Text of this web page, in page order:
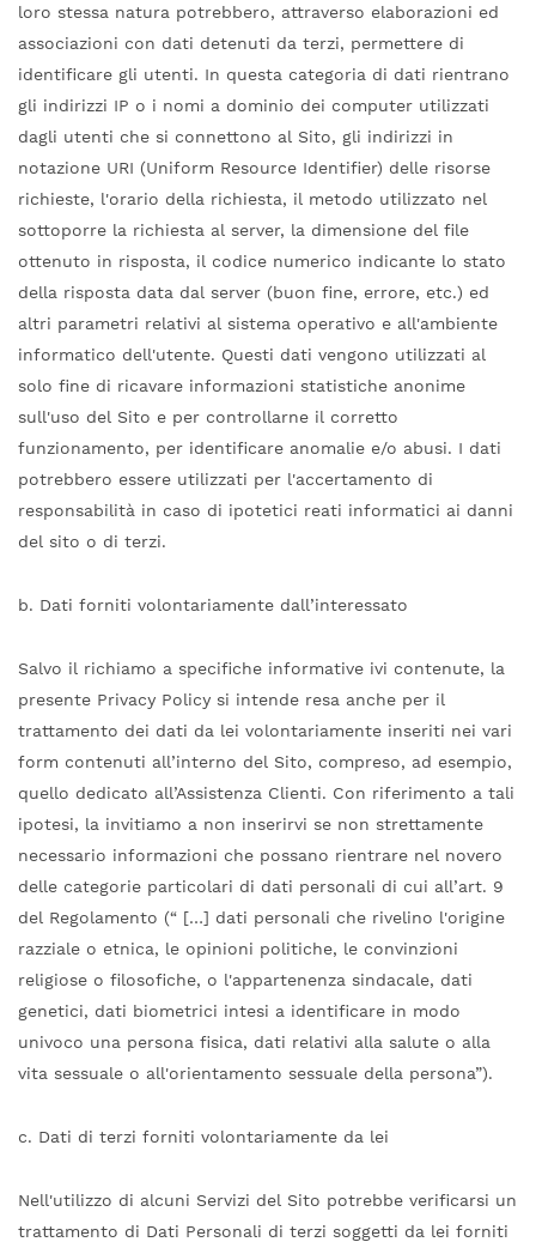
loro stessa natura potrebbero, attraverso elaborazioni ed
associazioni con dati detenuti da terzi, permettere di
identificare gli utenti. In questa categoria di dati rientrano
gli indirizzi IP o i nomi a dominio dei computer utilizzati
dagli utenti che si connettono al Sito, gli indirizzi in
notazione URI (Uniform Resource Identifier) delle risorse
richieste, l'orario della richiesta, il metodo utilizzato nel
sottoporre la richiesta al server, la dimensione del file
ottenuto in risposta, il codice numerico indicante lo stato
della risposta data dal server (buon fine, errore, etc.) ed
altri parametri relativi al sistema operativo e all'ambiente
informatico dell'utente. Questi dati vengono utilizzati al
solo fine di ricavare informazioni statistiche anonime
sull'uso del Sito e per controllarne il corretto
funzionamento, per identificare anomalie e/o abusi. I dati
potrebbero essere utilizzati per l'accertamento di
responsabilità in caso di ipotetici reati informatici ai danni
del sito o di terzi.
b. Dati forniti volontariamente dall’interessato
Salvo il richiamo a specifiche informative ivi contenute, la
presente Privacy Policy si intende resa anche per il
trattamento dei dati da lei volontariamente inseriti nei vari
form contenuti all’interno del Sito, compreso, ad esempio,
quello dedicato all’Assistenza Clienti. Con riferimento a tali
ipotesi, la invitiamo a non inserirvi se non strettamente
necessario informazioni che possano rientrare nel novero
delle categorie particolari di dati personali di cui all’art. 9
del Regolamento (“ […] dati personali che rivelino l'origine
razziale o etnica, le opinioni politiche, le convinzioni
religiose o filosofiche, o l'appartenenza sindacale, dati
genetici, dati biometrici intesi a identificare in modo
univoco una persona fisica, dati relativi alla salute o alla
vita sessuale o all'orientamento sessuale della persona”).
c. Dati di terzi forniti volontariamente da lei
Nell'utilizzo di alcuni Servizi del Sito potrebbe verificarsi un
trattamento di Dati Personali di terzi soggetti da lei forniti